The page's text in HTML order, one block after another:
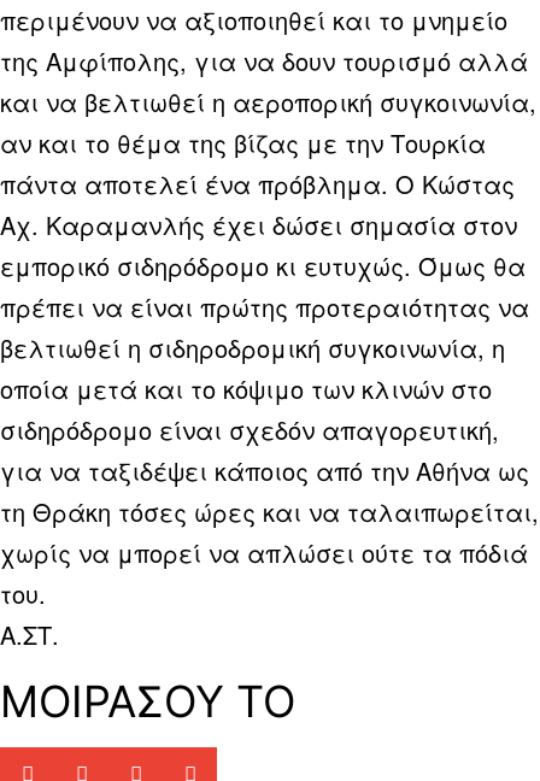
περιμένουν να αξιοποιηθεί και το μνημείο
της Αμφίπολης, για να δουν τουρισμό αλλά
και να βελτιωθεί η αεροπορική συγκοινωνία,
αν και το θέμα της βίζας με την Τουρκία
πάντα αποτελεί ένα πρόβλημα. Ο Κώστας
Αχ. Καραμανλής έχει δώσει σημασία στον
εμπορικό σιδηρόδρομο κι ευτυχώς. Όμως θα
πρέπει να είναι πρώτης προτεραιότητας να
βελτιωθεί η σιδηροδρομική συγκοινωνία, η
οποία μετά και το κόψιμο των κλινών στο
σιδηρόδρομο είναι σχεδόν απαγορευτική,
για να ταξιδέψει κάποιος από την Αθήνα ως
τη Θράκη τόσες ώρες και να ταλαιπωρείται,
χωρίς να μπορεί να απλώσει ούτε τα πόδιά
του.
Α.ΣΤ.
ΜΟΙΡΑΣΟΥ ΤΟ